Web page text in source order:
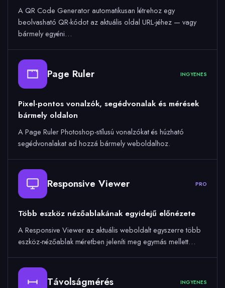
A QR Code Generator automatikusan létrehoz egy
beolvasható QR-kódot az aktuális oldal URL-jéhez — vagy
bármely egyéni…
Page Ruler INGYENES
Pixel-pontos vonalzók, segédvonalak és mérések
bármely oldalon
A Page Ruler Photoshop-stílusú vonalzókat és húzható
segédvonalakat ad hozzá bármely weboldalhoz.
Responsive Viewer PRO
Több eszköz nézőablakának egyidejű előnézete
A Responsive Viewer az aktuális weboldalt egyszerre több
eszköz-nézőablak méretben jeleníti meg egymás mellett…
Távolságmérés INGYENES